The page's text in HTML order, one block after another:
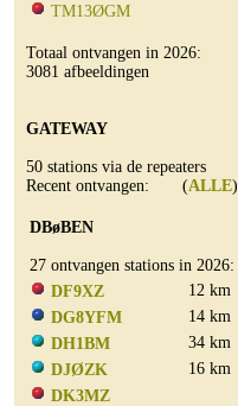
TM13ØGM
Totaal ontvangen in 2026:
3081 afbeeldingen
GATEWAY
50 stations via de repeaters
Recent ontvangen: (ALLE)
DBøBEN
27 ontvangen stations in 2026:
DF9XZ
12 km
DG8YFM
14 km
DH1BM
34 km
DJØZK
16 km
DK3MZ